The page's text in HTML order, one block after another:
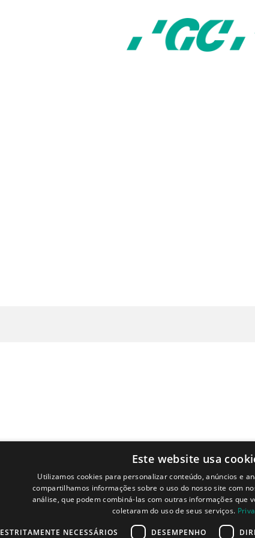
Este website usa
Utilizamos cookies para personalizar conteúdo, anúncios e
compartilhamos informações sobre o uso do nosso site com
análise, que podem combiná-las com outras informações que
coletaram do uso de seus serviços.
ESTRITAMENTE NECESSÁRIOS DESEMPENHO